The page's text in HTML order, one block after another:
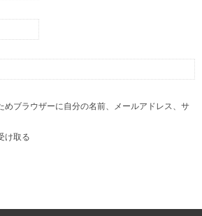
めブラウザーに自分の名前、メールアドレス、サ
け取る